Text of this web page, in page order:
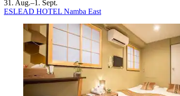
31. Aug.–1. Sept.
ESLEAD HOTEL Namba East